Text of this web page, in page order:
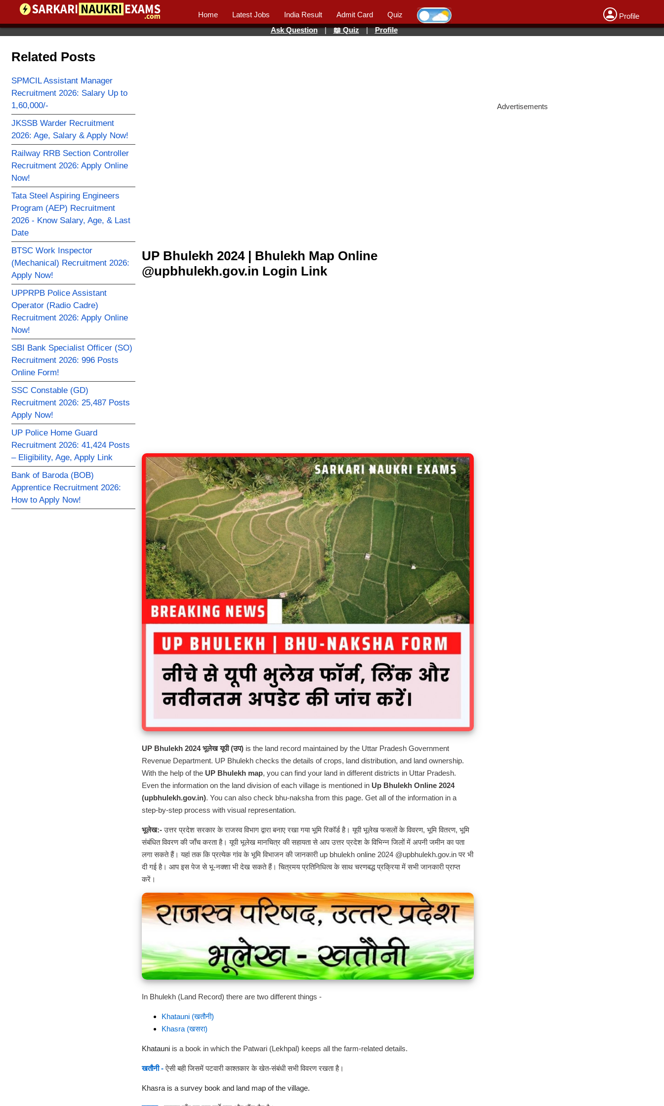
Home Latest Jobs India Result Admit Card Quiz
Profile
Ask Question | 📖 Quiz | Profile
Related Posts
SPMCIL Assistant Manager
Recruitment 2026: Salary Up to
1,60,000/-
JKSSB Warder Recruitment
2026: Age, Salary & Apply Now!
Railway RRB Section Controller
Recruitment 2026: Apply Online
Now!
Tata Steel Aspiring Engineers
Program (AEP) Recruitment
2026 - Know Salary, Age, & Last
Date
BTSC Work Inspector
(Mechanical) Recruitment 2026:
Apply Now!
UPPRPB Police Assistant
Operator (Radio Cadre)
Recruitment 2026: Apply Online
Now!
SBI Bank Specialist Officer (SO)
Recruitment 2026: 996 Posts
Online Form!
SSC Constable (GD)
Recruitment 2026: 25,487 Posts
Apply Now!
UP Police Home Guard
Recruitment 2026: 41,424 Posts
– Eligibility, Age, Apply Link
Bank of Baroda (BOB)
Apprentice Recruitment 2026:
How to Apply Now!
UP Bhulekh 2024 | Bhulekh Map Online
@upbhulekh.gov.in Login Link
UP Bhulekh 2024 भूलेख यूपी (उप) is the land record maintained by the Uttar Pradesh Government
Revenue Department. UP Bhulekh checks the details of crops, land distribution, and land ownership.
With the help of the UP Bhulekh map, you can find your land in different districts in Uttar Pradesh.
Even the information on the land division of each village is mentioned inUp Bhulekh Online 2024
(upbhulekh.gov.in). You can also check bhu-naksha from this page. Get all of the information in a
step-by-step process with visual representation.
भूलेख:-उत्तर प्रदेश सरकार के राजस्व विभाग द्वारा बनाए रखा गया भूमि रिकॉर्ड है। यूपी भूलेख फसलों के विवरण, भूमि वितरण, भूमि
संबंधित विवरण की जाँच करता है। यूपी भूलेख मानचित्र की सहायता से आप उत्तर प्रदेश के विभिन्न जिलों में अपनी जमीन का पता
लगा सकते हैं। यहां तक कि प्रत्येक गांव के भूमि विभाजन की जानकारी up bhulekh online 2024 @upbhulekh.gov.in पर भी
दी गई है। आप इस पेज से भू-नक्शा भी देख सकते हैं। चित्रमय प्रतिनिधित्व के साथ चरणबद्ध प्रक्रिया में सभी जानकारी प्राप्त
करें।
In Bhulekh (Land Record) there are two different things -
Khatauni (खतौनी)
Khasra (खसरा)
Khatauni is a book in which the Patwari (Lekhpal) keeps all the farm-related details.
खतौनी -ऐसी बही जिसमें पटवारी काश्तकार के खेत-संबंधी सभी विवरण रखता है।
Khasra is a survey book and land map of the village.
Advertisements